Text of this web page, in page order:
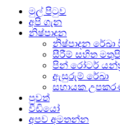
මුල් පිටුව
අපි ගැන
නිෂ්පාදන
නිෂ්පාදන රේඛා
සීරීම් සහිත
පින් රෝටර්
ඇසුරුම් රේඛා
සහායක
පුවත්
වීඩියෝ
අපව අමතන්න